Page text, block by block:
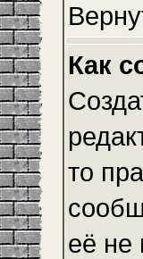
Как
то
её не